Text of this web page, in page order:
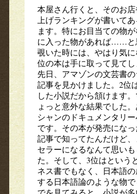
本屋さん行くと、そのお店
上げランキングが書いて
ます。特にお目当ての物
に入った物があれば……と
覗いた時には、やはり気
位の本は手に取って見てし
先日、アマゾンの文芸書
記事を見かけました。2位
した小説だから頷けます
ょっと意外な結果でした
シャンのドキュメンタリ
です。その本が発売にな
記事で知ってたんだけど、
セラーになるなんて思い
た。そして、3位はという
ネス書でもなく、日本語
する日本語論のような物で